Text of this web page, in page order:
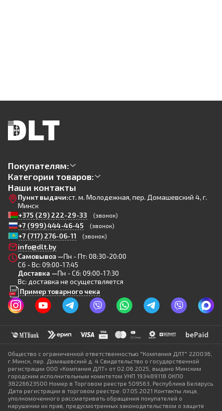
Покупателям:
Категории товаров:
Наши контакты
Пункт выдачи:ст. м. Молодежная, пер. Домашевский 4, г.
Минск
+375 (29) 222-29-33
(звонок)
+7 (999) 444-46-45 (звонок)
+7 (717) 276-06-11 (звонок)
info@dlt.by
Самовывоз —Пн - Пт: 08:30-20:00
Сб - Вс: 09:00-17:45
Доставка —Пн - Сб: 09:00-17:30
Вс: доставка не осуществляется
Пример товарного чека
Общество с ограниченной ответственностью "Компания ДЛТ" 220036,
г.Минск, пер. Домашевский д. 4 Свидетельство о государственной
регистрации ООО «Компания ДЛТ» от 02.06.2025, выдано Минским
городским исполнительным комитетом УНП 193489118 ОКПО
38226623500 Номер в Торговом реестре 509563, Республика Беларусь
Дата регистрации в торговом реестре: 07.05.2021 Контакты лица,
уполномоченного рассматривать обращения покупателей о
нарушении их прав, предусмотренных законодательством о защите